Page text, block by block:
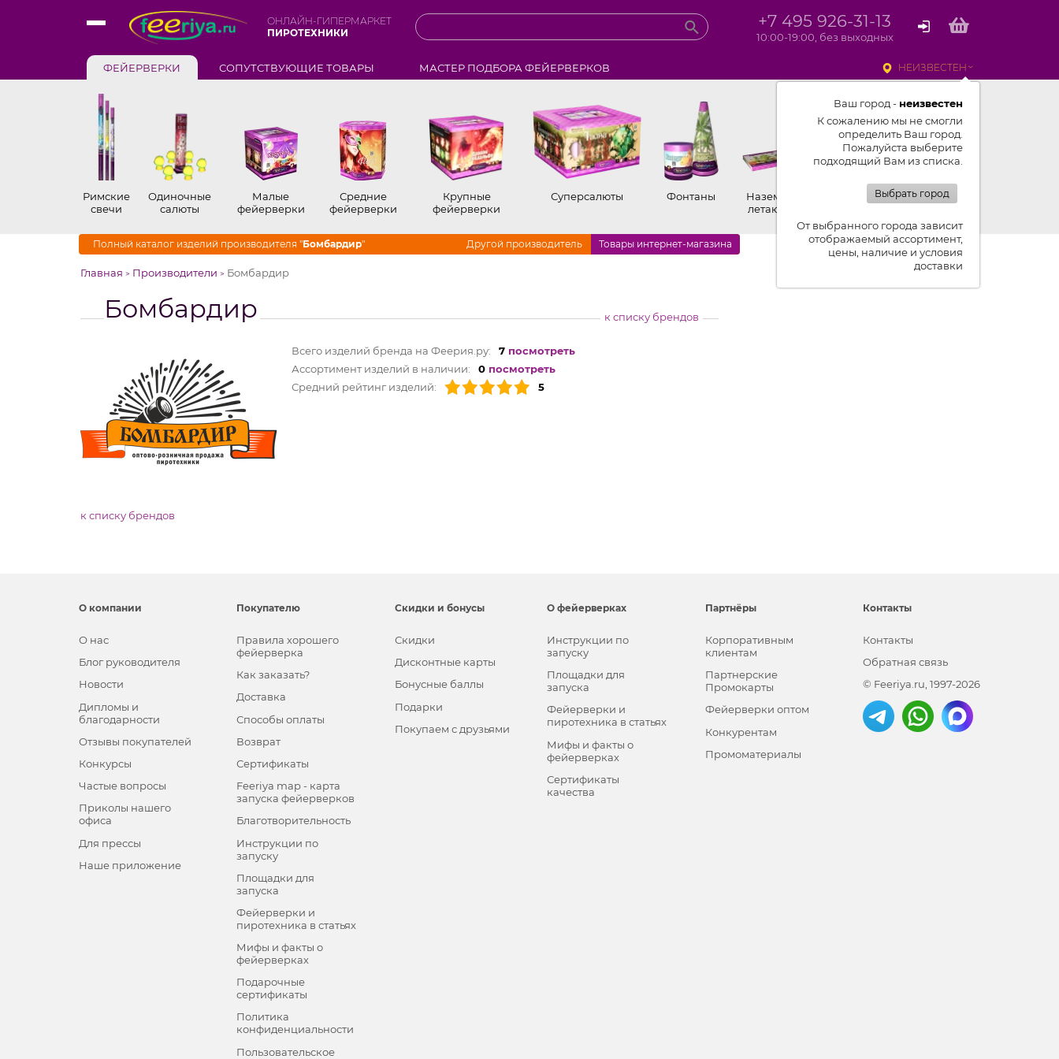
ОНЛАЙН-ГИПЕРМАРКЕТ
ПИРОТЕХНИКИ
+7 495 926-31-13
10:00-19:00, без выходных
ФЕЙЕРВЕРКИ СОПУТСТВУЮЩИЕ ТОВАРЫ МАСТЕР ПОДБОРА ФЕЙЕРВЕРКОВ НЕИЗВЕСТЕН
Ваш город - неизвестен
К сожалению мы не смогли
определить Ваш город.
Пожалуйста выберите
подходящий Вам из списка.
Выбрать город
От выбранного города зависит
отображаемый ассортимент,
цены, наличие и условия
доставки
Римские
свечи
Одиночные
салюты
Малые
фейерверки
Средние
фейерверки
Крупные
фейерверки
Суперсалюты Фонтаны
Наземные,
летающие
Петарды
Полный каталог изделий производителя "Бомбардир" Товары интернет-магазина
Другой производитель
Главная > Производители > Бомбардир
Бомбардир к списку брендов
Всего изделий бренда на Феерия.ру: 7 посмотреть
Ассортимент изделий в наличии:
0 посмотреть
Средний рейтинг изделий:
5
к списку брендов
О компании
О нас
Блог руководителя
Новости
Дипломы и
благодарности
Отзывы покупателей
Конкурсы
Частые вопросы
Приколы нашего
офиса
Для прессы
Наше приложение
Покупателю
Правила хорошего
фейерверка
Как заказать?
Доставка
Способы оплаты
Возврат
Сертификаты
Feeriya map - карта
запуска фейерверков
Благотворительность
Инструкции по
запуску
Площадки для
запуска
Фейерверки и
пиротехника в статьях
Мифы и факты о
фейерверках
Подарочные
сертификаты
Политика
конфиденциальности
Пользовательское
Скидки и бонусы
Скидки
Дисконтные карты
Бонусные баллы
Подарки
Покупаем с друзьями
О фейерверках
Инструкции по
запуску
Площадки для
запуска
Фейерверки и
пиротехника в статьях
Мифы и факты о
фейерверках
Сертификаты
качества
Партнёры
Корпоративным
клиентам
Партнерские
Промокарты
Фейерверки оптом
Конкурентам
Промоматериалы
Контакты
Контакты
Обратная связь
© Feeriya.ru, 1997-2026